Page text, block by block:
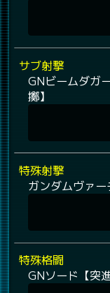
サブ射撃
GNビームダガ
擲】
特殊射撃
ガンダムヴァ
特殊格闘
GNソード【突